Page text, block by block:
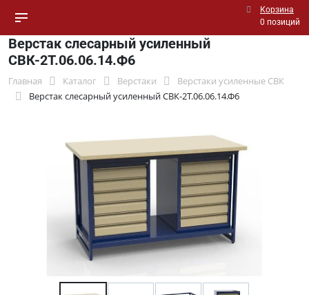
Корзина
0 позиций
Верстак слесарный усиленный
СВК-2Т.06.06.14.Ф6
Главная Каталог Верстаки
Верстаки усиленные СВК
Верстак слесарный усиленный СВК-2Т.06.06.14.Ф6